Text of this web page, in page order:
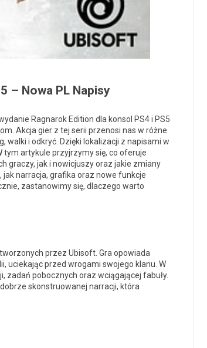
– Nowa PL Napisy
Ragnarok Edition dla konsol PS4 i PS5
Akcja gier z tej serii przenosi nas w różne
walki i odkryć. Dzięki lokalizacji z napisami w
tym artykule przyjrzymy się, co oferuje
graczy, jak i nowicjuszy oraz jakie zmiany
narracja, grafika oraz nowe funkcje
zastanowimy się, dlaczego warto
przez Ubisoft. Gra opowiada
uciekając przed wrogami swojego klanu. W
zadań pobocznych oraz wciągającej fabuły.
skonstruowanej narracji, która